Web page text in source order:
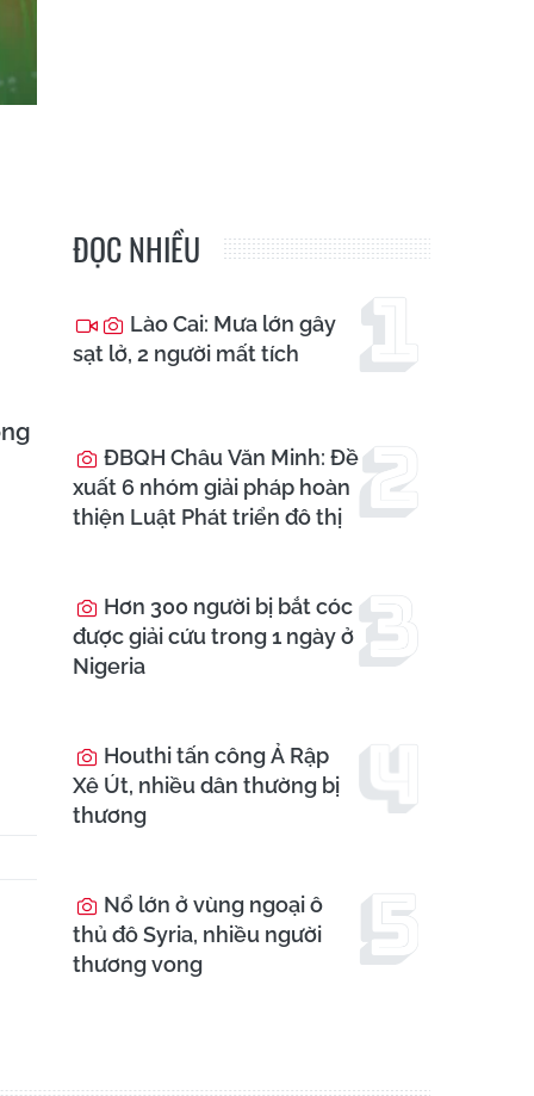
ĐỌC NHIỀU
Lào Cai: Mưa lớn gây
sạt lở, 2 người mất tích
ĐBQH Châu Văn Minh: Đề
xuất 6 nhóm giải pháp hoàn
thiện Luật Phát triển đô thị
Hơn 300 người bị bắt cóc
được giải cứu trong 1 ngày ở
Nigeria
Houthi tấn công Ả Rập
Xê Út, nhiều dân thường bị
thương
Nổ lớn ở vùng ngoại ô
thủ đô Syria, nhiều người
thương vong